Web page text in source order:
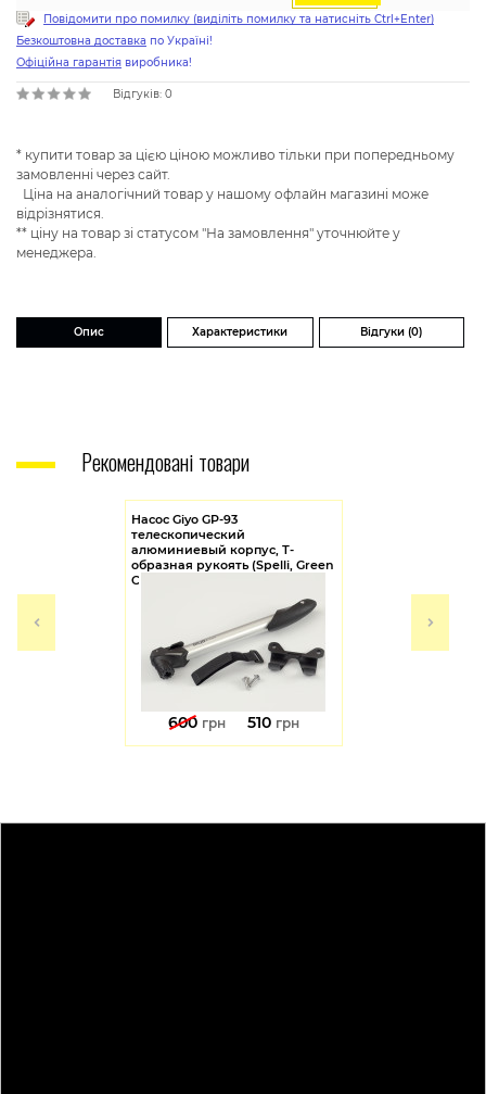
Повідомити про помилку (виділіть помилку та натисніть Ctrl+Enter)
Безкоштовна доставка по Україні!
Офіційна гарантія виробника!
Відгуків: 0
* купити товар за цією ціною можливо тільки при попередньому
замовленні через сайт.
Ціна на аналогічний товар у нашому офлайн магазині може
відрізнятися.
** ціну на товар зі статусом "На замовлення" уточнюйте у
менеджера.
Опис Характеристики Відгуки (0)
Рекомендовані товари
Насос Giyo GP-93
телескопический
алюминиевый корпус, Т-
образная рукоять (Spelli, Green
Cycle, KLS, VK)
600 грн 510 грн